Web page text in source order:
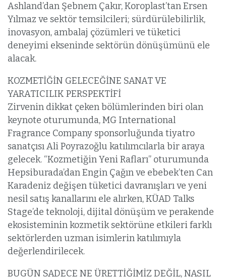
Ashland’dan Şebnem Çakır, Koroplast’tan Ersen
Yılmaz ve sektör temsilcileri; sürdürülebilirlik,
inovasyon, ambalaj çözümleri ve tüketici
deneyimi ekseninde sektörün dönüşümünü ele
alacak.
KOZMETİĞİN GELECEĞİNE SANAT VE
YARATICILIK PERSPEKTİFİ
Zirvenin dikkat çeken bölümlerinden biri olan
keynote oturumunda, MG International
Fragrance Company sponsorluğunda tiyatro
sanatçısı Ali Poyrazoğlu katılımcılarla bir araya
gelecek. “Kozmetiğin Yeni Rafları” oturumunda
Hepsiburada’dan Engin Çağın ve ebebek’ten Can
Karadeniz değişen tüketici davranışları ve yeni
nesil satış kanallarını ele alırken, KÜAD Talks
Stage’de teknoloji, dijital dönüşüm ve perakende
ekosisteminin kozmetik sektörüne etkileri farklı
sektörlerden uzman isimlerin katılımıyla
değerlendirilecek.
BUGÜN SADECE NE ÜRETTİĞİMİZ DEĞİL, NASIL